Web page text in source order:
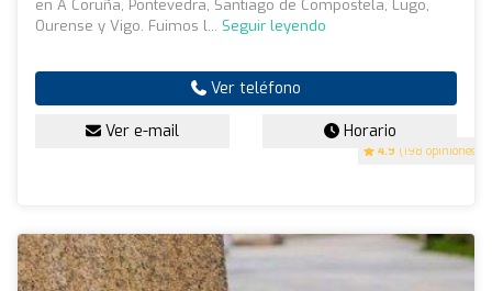
4.9 (198 opiniones)
en A Coruña, Pontevedra, Santiago de Compostela, Lugo,
Ourense y Vigo. Fuimos l... Seguir leyendo
Ver teléfono
Ver e-mail Horario